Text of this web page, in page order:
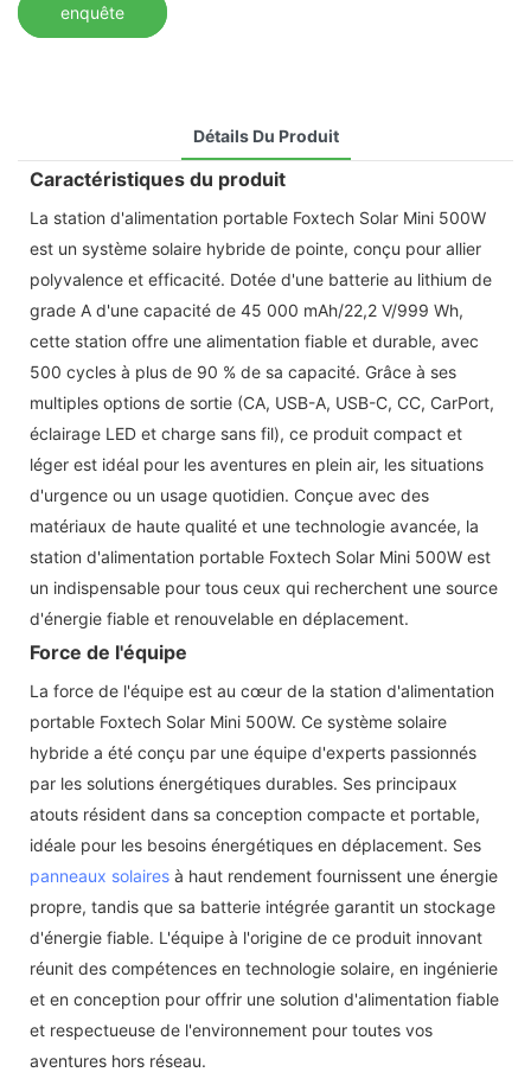
enquête
Détails Du Produit
Caractéristiques du produit
La station d'alimentation portable Foxtech Solar Mini 500W
est un système solaire hybride de pointe, conçu pour allier
polyvalence et efficacité. Dotée d'une batterie au lithium de
grade A d'une capacité de 45 000 mAh/22,2 V/999 Wh,
cette station offre une alimentation fiable et durable, avec
500 cycles à plus de 90 % de sa capacité. Grâce à ses
multiples options de sortie (CA, USB-A, USB-C, CC, CarPort,
éclairage LED et charge sans fil), ce produit compact et
léger est idéal pour les aventures en plein air, les situations
d'urgence ou un usage quotidien. Conçue avec des
matériaux de haute qualité et une technologie avancée, la
station d'alimentation portable Foxtech Solar Mini 500W est
un indispensable pour tous ceux qui recherchent une source
d'énergie fiable et renouvelable en déplacement.
Force de l'équipe
La force de l'équipe est au cœur de la station d'alimentation
portable Foxtech Solar Mini 500W. Ce système solaire
hybride a été conçu par une équipe d'experts passionnés
par les solutions énergétiques durables. Ses principaux
atouts résident dans sa conception compacte et portable,
idéale pour les besoins énergétiques en déplacement. Ses
panneaux solaires à haut rendement fournissent une énergie
propre, tandis que sa batterie intégrée garantit un stockage
d'énergie fiable. L'équipe à l'origine de ce produit innovant
réunit des compétences en technologie solaire, en ingénierie
et en conception pour offrir une solution d'alimentation fiable
et respectueuse de l'environnement pour toutes vos
aventures hors réseau.